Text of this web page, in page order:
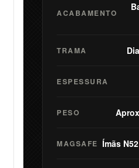
ACABAMENTO
TRAMA
ESPESSURA
PESO
MAGSAFE Ímãs